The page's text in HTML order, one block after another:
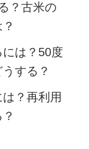
？古米の
は？50度
する？
？再利用